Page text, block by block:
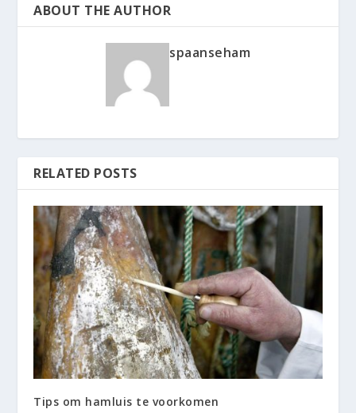
ABOUT THE AUTHOR
spaanseham
RELATED POSTS
Tips om hamluis te voorkomen